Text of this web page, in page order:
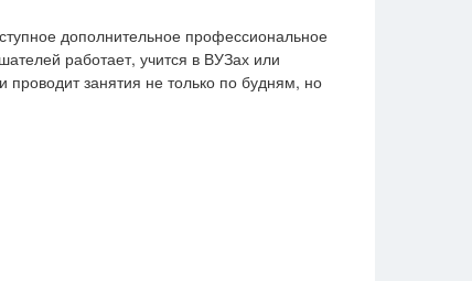
дополнительное профессиональное
работает, учится в ВУЗах или
занятия не только по будням, но